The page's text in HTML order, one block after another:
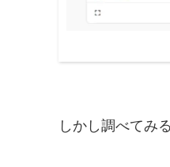
しかし調べてみ